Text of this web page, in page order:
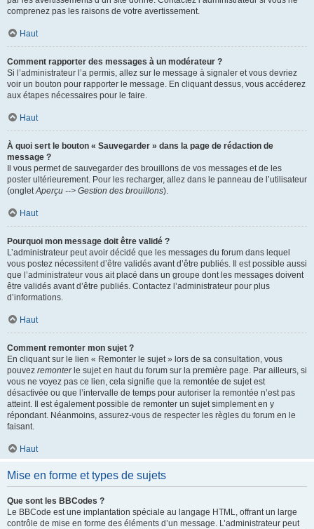
comprenez pas les raisons de votre avertissement.
Haut
Comment rapporter des messages à un modérateur ?
Si l’administrateur l’a permis, allez sur le message à signaler et vous devriez
voir un bouton pour rapporter le message. En cliquant dessus, vous accéderez
aux étapes nécessaires pour le faire.
Haut
À quoi sert le bouton « Sauvegarder » dans la page de rédaction de
message ?
Il vous permet de sauvegarder des brouillons de vos messages et de les
poster ultérieurement. Pour les recharger, allez dans le panneau de l’utilisateur
(ongletAperçu --> Gestion des brouillons).
Haut
Pourquoi mon message doit être validé ?
L’administrateur peut avoir décidé que les messages du forum dans lequel
vous postez nécessitent d’être validés avant d’être publiés. Il est possible aussi
que l’administrateur vous ait placé dans un groupe dont les messages doivent
être validés avant d’être publiés. Contactez l’administrateur pour plus
d’informations.
Haut
Comment remonter mon sujet ?
En cliquant sur le lien « Remonter le sujet » lors de sa consultation, vous
pouvez remonterle sujet en haut du forum sur la première page. Par ailleurs, si
vous ne voyez pas ce lien, cela signifie que la remontée de sujet est
désactivée ou que l’intervalle de temps pour autoriser la remontée n’est pas
atteint. Il est également possible de remonter un sujet simplement en y
répondant. Néanmoins, assurez-vous de respecter les règles du forum en le
faisant.
Haut
Mise en forme et types de sujets
Que sont les BBCodes ?
Le BBCode est une implantation spéciale au langage HTML, offrant un large
contrôle de mise en forme des éléments d’un message. L’administrateur peut